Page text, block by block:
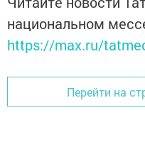
национальном
https://max.ru/
Перейти на